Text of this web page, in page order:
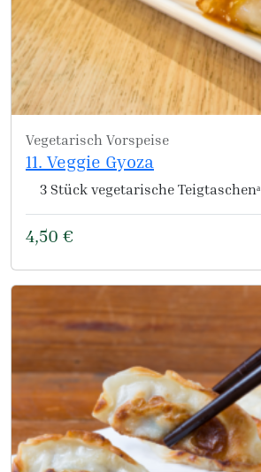
Vegetarisch Vorspeise
11. Veggie Gyoza
3 Stück vegetarische Teigtaschenᵃ
4,50 €